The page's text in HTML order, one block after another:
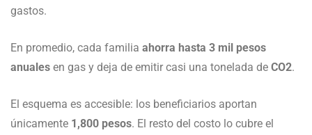
gastos.
En promedio, cada familia ahorra hasta 3 mil pesos
anuales en gas y deja de emitir casi una tonelada de CO2.
El esquema es accesible: los beneficiarios aportan
únicamente 1,800 pesos. El resto del costo lo cubre el